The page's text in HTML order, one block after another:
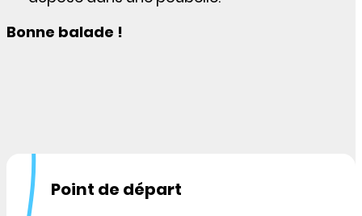
Bonne balade !
Point de départ